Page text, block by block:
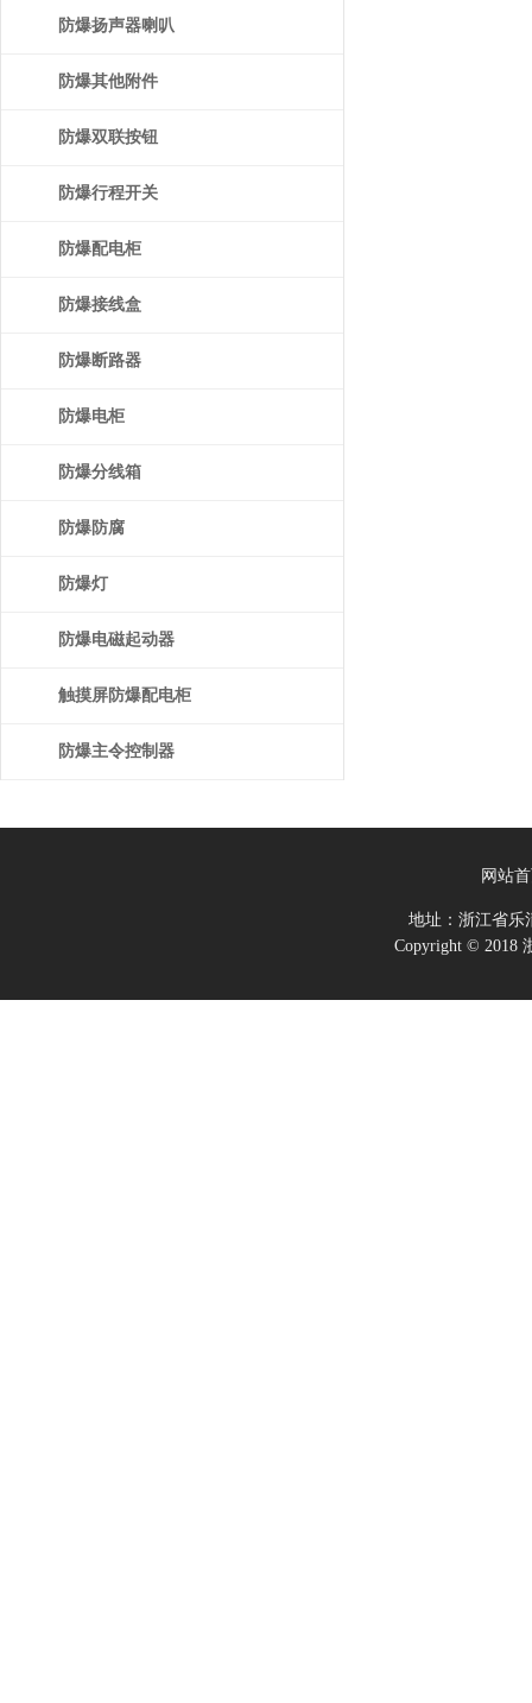
防爆扬声器喇叭
防爆其他附件
防爆双联按钮
防爆行程开关
防爆配电柜
防爆接线盒
防爆断路器
防爆电柜
防爆分线箱
防爆防腐
防爆灯
防爆电磁起动器
触摸屏防爆配电柜
防爆主令控制器
网站
地址：浙江省
Copyright © 2018